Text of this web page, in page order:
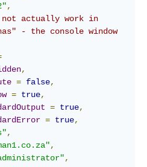
,
actually work in
- the console window
,
= false,
= true,
= true,
= true,
,
,
,